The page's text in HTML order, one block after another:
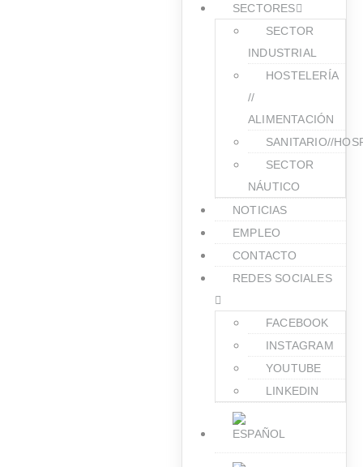
SECTORES
SECTOR
INDUSTRIAL
HOSTELERÍA
//
ALIMENTACIÓN
SANITARIO//
SECTOR
NÁUTICO
NOTICIAS
EMPLEO
CONTACTO
REDES SOCIALES
FACEBOOK
INSTAGRAM
YOUTUBE
LINKEDIN